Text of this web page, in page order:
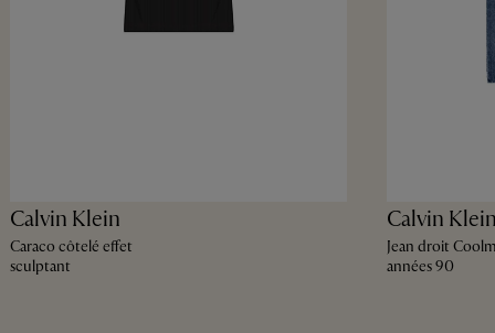
Calvin Klein
Caraco côtelé effet
sculptant
Calvin
Jean droit
années 90